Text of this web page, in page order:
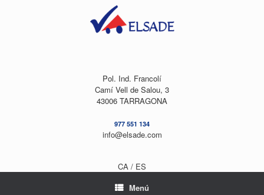
Pol. Ind. Francolí
Camí Vell de Salou, 3
43006 TARRAGONA
977 551 134
info@elsade.com
CA / ES
Menú